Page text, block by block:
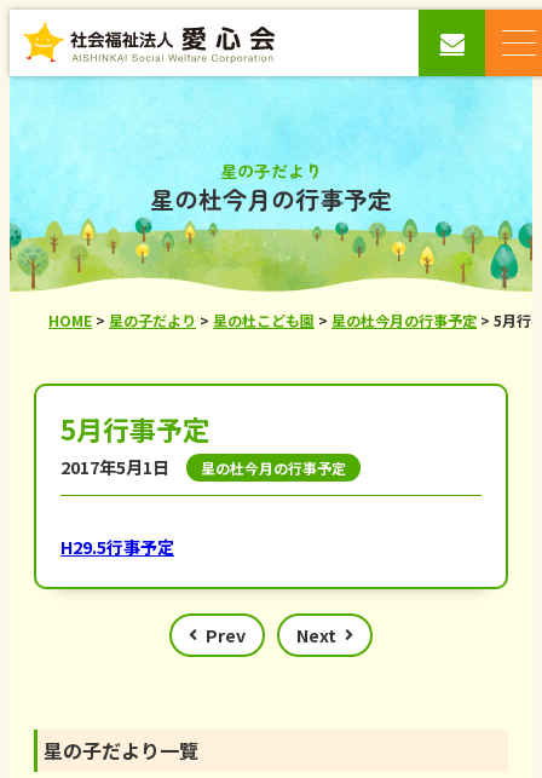
星の杜今月の行事予定
星の子だより
HOME >星の子だより >星の杜こども園 >星の杜今月の行事予定 >5月行
5月行事予定
2017年5月1日 星の杜今月の行事予定
H29.5行事予定
Prev Next
星の子だより一覽